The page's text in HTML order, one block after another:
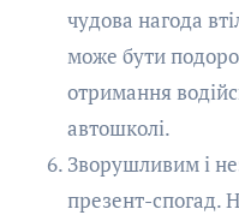
чудова нагода
може бути
отримання
автошколі.
Зворушливим і
презент-спогад.